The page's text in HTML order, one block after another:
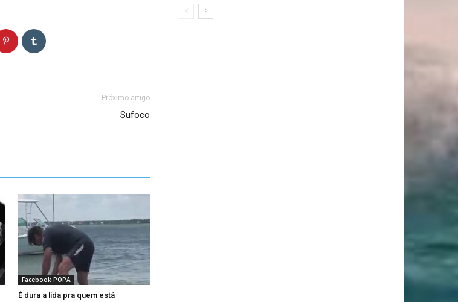
Próximo artigo
Sufoco
Facebook POPA
É dura a lida pra quem está